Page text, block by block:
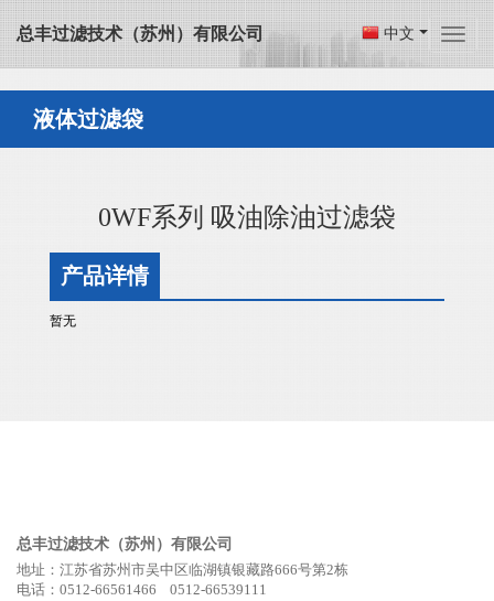
总丰过滤技术（苏州）有限公司 中文
液体过滤袋
0WF系列 吸油除油过滤袋
产品详情
暂无
总丰过滤技术（苏州）有限公司
地址：江苏省苏州市吴中区临湖镇银藏路666号第2栋
电话：0512-66561466 0512-66539111